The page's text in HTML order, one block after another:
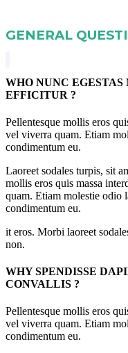
GENERAL
WHO NUNC
EFFICITUR ?
Pellentesque mollis eros
vel viverra quam. Etiam
condimentum eu.
Laoreet sodales turpis, sit
mollis eros quis massa
quam. Etiam molestie odio
condimentum eu.
it eros. Morbi laoreet
non.
WHY SPENDISSE
CONVALLIS ?
Pellentesque mollis eros
vel viverra quam. Etiam
condimentum eu.